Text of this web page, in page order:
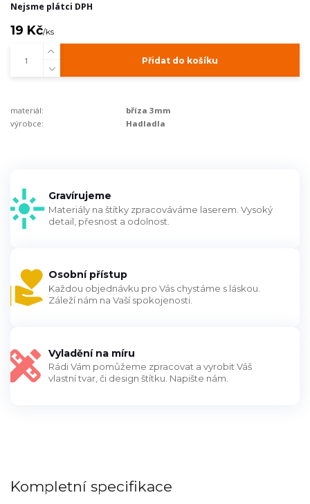
Nejsme plátci DPH
19 Kč/ks
Přidat do košíku
materiál:
bříza 3mm
výrobce:
Hadladla
Gravírujeme
Materiály na štítky zpracováváme laserem. Vysoký
detail, přesnost a odolnost.
Osobní přístup
Každou objednávku pro Vás chystáme s láskou.
Záleží nám na Vaší spokojenosti.
Vyladění na míru
Rádi Vám pomůžeme zpracovat a vyrobit Váš
vlastní tvar, či design štítku. Napište nám.
Kompletní specifikace